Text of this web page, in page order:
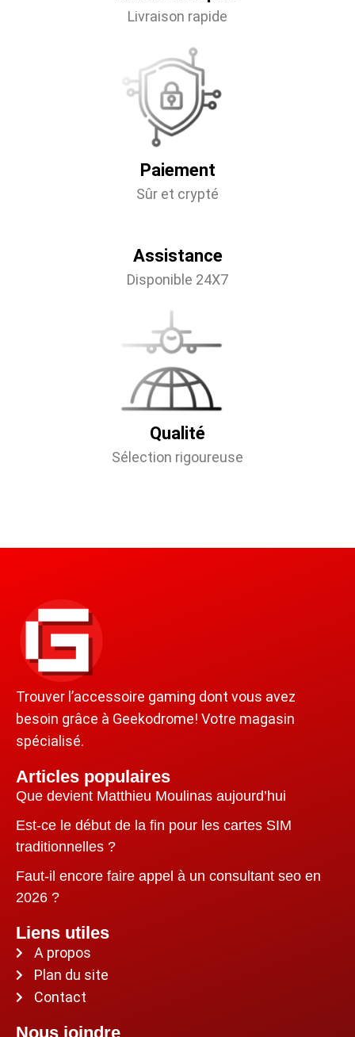
Livraison rapide
Paiement
Sûr et crypté
Assistance
Disponible 24X7
Qualité
Sélection rigoureuse
Trouver l’accessoire gaming dont vous avez
besoin grâce à Geekodrome! Votre magasin
spécialisé.
Articles populaires
Que devient Matthieu Moulinas aujourd’hui
Est-ce le début de la fin pour les cartes SIM
traditionnelles ?
Faut-il encore faire appel à un consultant seo en
2026 ?
Liens utiles
A propos
Plan du site
Contact
Nous joindre